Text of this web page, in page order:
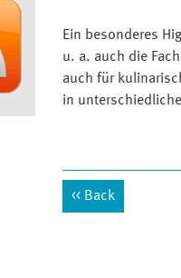
Ein besonderes
u. a. auch die
auch für
in
Back